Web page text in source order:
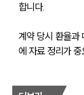
합니다.
계약 당시 환율과
에 자료 정리가 중